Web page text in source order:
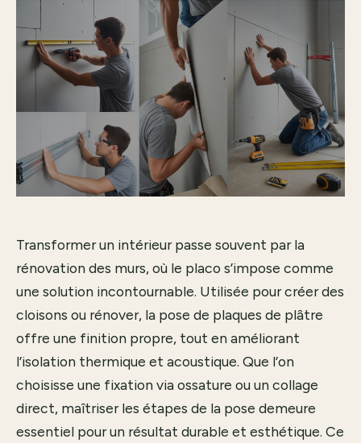
Transformer un intérieur passe souvent par la
rénovation des murs, où le placo s’impose comme
une solution incontournable. Utilisée pour créer des
cloisons ou rénover, la pose de plaques de plâtre
offre une finition propre, tout en améliorant
l’isolation thermique et acoustique. Que l’on
choisisse une fixation via ossature ou un collage
direct, maîtriser les étapes de la pose demeure
essentiel pour un résultat durable et esthétique. Ce